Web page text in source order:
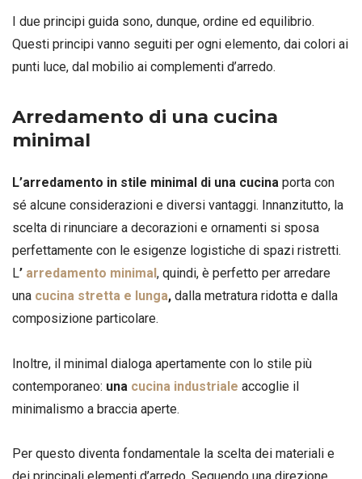
I due principi guida sono, dunque, ordine ed equilibrio.
Questi principi vanno seguiti per ogni elemento, dai colori ai
punti luce, dal mobilio ai complementi d’arredo.
Arredamento di una cucina
minimal
L’arredamento in stile minimal di una cucina porta con
sé alcune considerazioni e diversi vantaggi. Innanzitutto, la
scelta di rinunciare a decorazioni e ornamenti si sposa
perfettamente con le esigenze logistiche di spazi ristretti.
L’ arredamento minimal , quindi, è perfetto per arredare
una cucina stretta e lunga, dalla metratura ridotta e dalla
composizione particolare.
Inoltre, il minimal dialoga apertamente con lo stile più
contemporaneo: una cucina industriale accoglie il
minimalismo a braccia aperte.
Per questo diventa fondamentale la scelta dei materiali e